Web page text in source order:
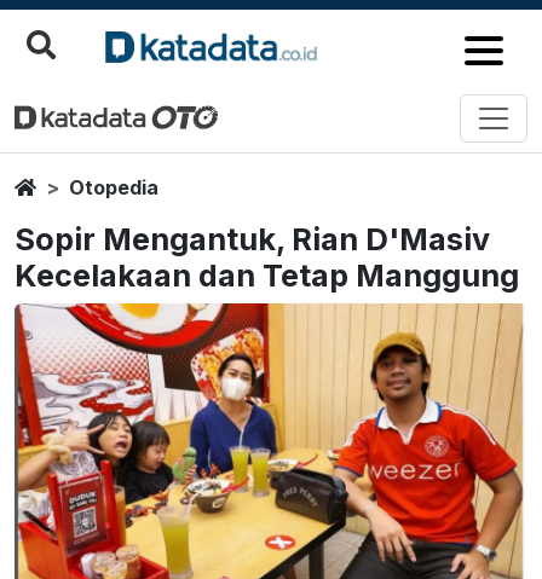
HomeOtopedia
Sopir Mengantuk, Rian D'Masiv
Kecelakaan dan Tetap Manggung